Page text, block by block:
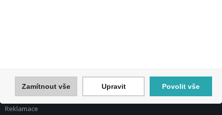
Přihlášení
Nápověda k registraci a nákupu
Obchodní podmínky
Reklamace
Zamítnout vše Upravit Povolit vše